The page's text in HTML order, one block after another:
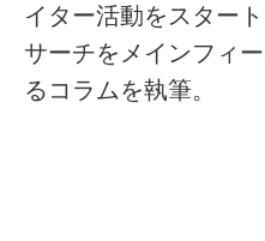
イター活動をスター
サーチをメインフィ
るコラムを執筆。